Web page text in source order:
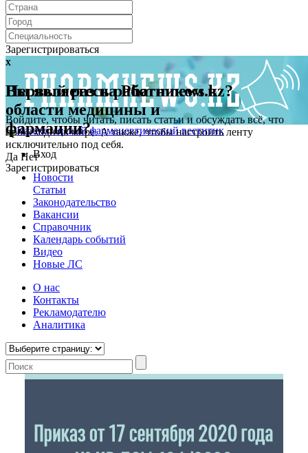
Зарегистрироваться
x
Первый раз на Pharmnews.kz?
Войдите, чтобы читать, писать статьи и обсуждать всё, что
происходит в мире. А также, чтобы настроить ленту
исключительно под себя.
Зарегистрироваться
x
Вы являетесь работником в
области медицины и
фармации?
Да НетВход
Новости
Статьи
Законодательство
Вакансии
Справочник
Календарь событий
Видео
Новые ЛС
О нас
Контакты
Рекламодателю
Аналитика